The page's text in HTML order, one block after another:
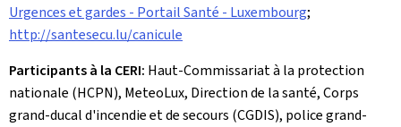
Urgences et gardes - Portail Santé - Luxembourg;
http://santesecu.lu/canicule
Participants à la CERI: Haut-Commissariat à la protection
nationale (HCPN), MeteoLux, Direction de la santé, Corps
grand-ducal d'incendie et de secours (CGDIS), police grand-